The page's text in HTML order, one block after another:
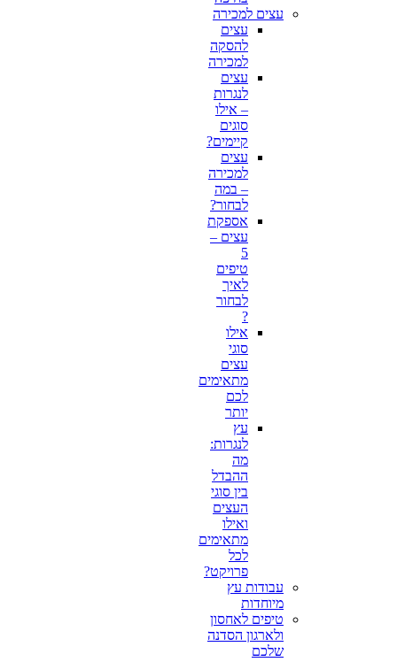
עצים למכירה
עצים
להסקה
למכירה
עצים
לנגרות
– אילו
סוגים
קיימים?
עצים
למכירה
– במה
לבחור?
אספקת
עצים –
5
טיפים
לאיך
לבחור
?
אילו
סוגי
עצים
מתאימים
לכם
יותר
עץ
לנגרות:
מה
ההבדל
בין סוגי
העצים
ואילו
מתאימים
לכל
פרויקט?
עבודות עץ
מיוחדות
טיפים לאחסון
ולארגון הסדנה
שלכם